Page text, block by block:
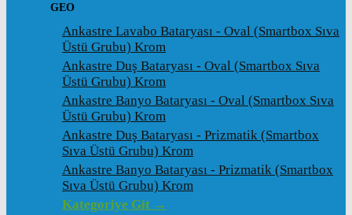
GEO
Ankastre Lavabo Bataryası - Oval (Smartbox Sıva
Üstü Grubu) Krom
Ankastre Duş Bataryası - Oval (Smartbox Sıva
Üstü Grubu) Krom
Ankastre Banyo Bataryası - Oval (Smartbox Sıva
Üstü Grubu) Krom
Ankastre Duş Bataryası - Prizmatik (Smartbox
Sıva Üstü Grubu) Krom
Ankastre Banyo Bataryası - Prizmatik (Smartbox
Sıva Üstü Grubu) Krom
Kategoriye Git →